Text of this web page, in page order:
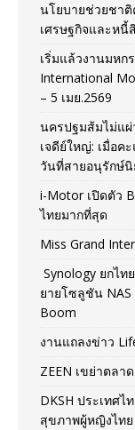
นโยบายช่วยชา
เศรษฐกิจและหนี้
เริ่มแล้วงานมหก
International
– 5 เมย.2569
นครปฐมส้มไม่แผ่
เจดีย์ใหญ่: เมื่อค
วันที่สายอนุรักษ์นิ
i-Motor เปิดตัว
ไทยมากที่สุด
Miss Grand
Synology ยกไท
ยายโซลูชัน
Boom
งานแถลงข่าว
ZEEN เขย่าตลา
DKSH ประเทศไ
สุขภาพผู้หญิงไทย